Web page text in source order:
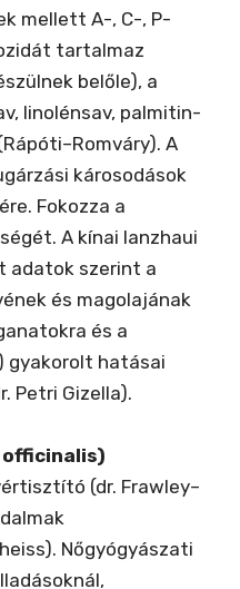
mellett A-, C-, P-
tartalmaz
belőle), a
linolénsav, palmitin-
A
károsodások
Fokozza a
A kínai lanzhaui
szerint a
és magolajának
és a
gyakorolt hatásai
Petri Gizella).
officinalis)
(dr. Frawley–
Nőgyógyászati